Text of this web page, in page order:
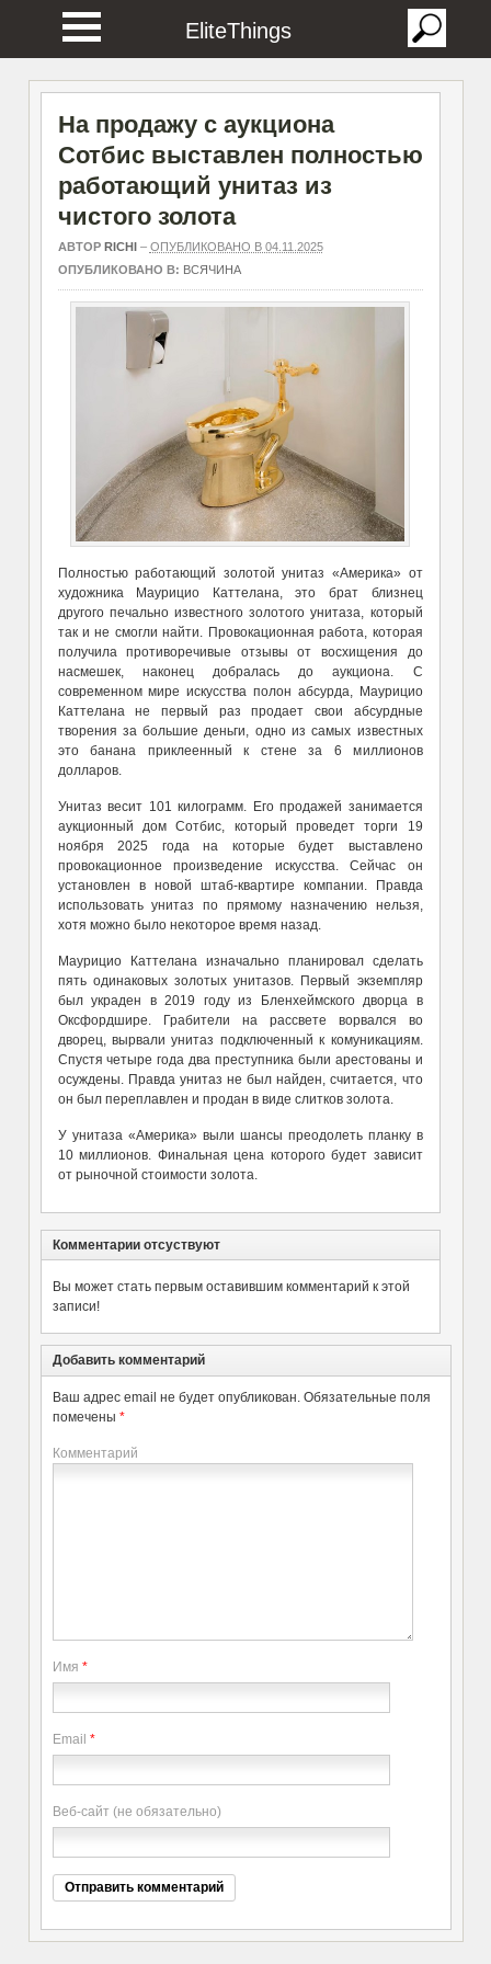
EliteThings
На продажу с аукциона
Сотбис выставлен полностью
работающий унитаз из
чистого золота
АВТОР RICHI– ОПУБЛИКОВАНО В 04.11.2025
ОПУБЛИКОВАНО В: ВСЯЧИНА
Полностью работающий золотой унитаз «Америка» от
художника
Маурицио Каттелана,это брат близнец
другого печально известного золотого унитаза, который
так и не смогли найти. Провокационная работа, которая
получила противоречивые отзывы от восхищения до
насмешек,наконец добралась до аукциона. С
современном мире искусства полон абсурда, Маурицио
Каттеланане первый раз продает свои абсурдные
творения за большие деньги, одно из самых известных
этобанана приклеенный к стене за 6 миллионов
долларов.
Унитаз весит 101 килограмм. Его продажей занимается
аукционный дом Сотбис, который проведет торги 19
ноября 2025 года на которые будет выставлено
провокационное произведение искусства. Сейчас он
установлен в новой штаб-квартире компании. Правда
использовать унитаз по прямому назначению нельзя,
хотя можно было некоторое время назад.
Маурицио Каттелана изначально планировал сделать
пять одинаковых золотых унитазов. Первый экземпляр
был украден в 2019 году из Бленхеймского дворца в
Оксфордшире.
Грабители на рассвете ворвался во
дворец, вырвали унитаз подключенный к комуникациям.
Спустя четыре года два преступника были арестованы и
осуждены. Правдаунитаз не был найден, считается, что
он был переплавлен и продан в виде слитков золота.
У унитаза «Америка» выли шансы преодолеть планку в
10 миллионов. Финальная цена которого будет зависит
от рыночной стоимости золота.
Комментарии отсуствуют
Вы может стать первым оставившим комментарий к этой
записи!
Добавить комментарий
Ваш адрес email не будет опубликован. Обязательные поля
помечены *
Комментарий
Имя *
Email *
Веб-сайт (не обязательно)